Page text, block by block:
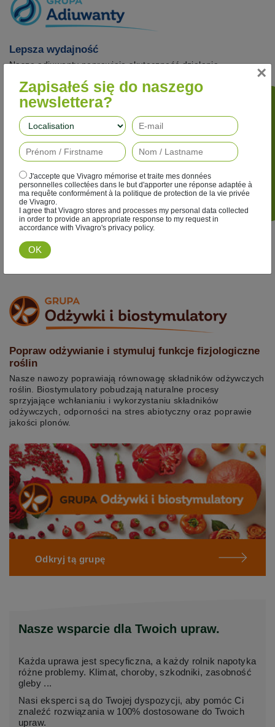
Lepsza wydajność
Nasze adiuwanty poprawiają skuteczność działania
herbicydów, fungicydów, insektycydów i regulatorów wzrostu,
jednocześnie ograniczając ich wpływ na środowisko.
Odkryj tą grupę
Popraw odżywianie i stymuluj funkcje fizjologiczne
roślin
Nasze nawozy poprawiają równowagę składników odżywczych
roślin. Biostymulatory pobudzają naturalne procesy
sprzyjające wchłanianiu i wykorzystaniu składników
odżywczych, odporności na stres abiotyczny oraz poprawie
jakości plonów.
Odkryj tą grupę
Nasze wsparcie dla Twoich upraw.
Każda uprawa jest specyficzna, a każdy rolnik napotyka
różne problemy. Klimat, choroby, szkodniki, zasobność
gleby ...
Nasi eksperci są do Twojej dyspozycji, aby pomóc Ci
znaleźć rozwiązania w 100% dostosowane do Twoich
upraw.
×
Zapisałeś się do naszego
newslettera?
J'accepte que Vivagro mémorise et traite mes données
personnelles collectées dans le but d'apporter une réponse adaptée à
ma requête conformément à la politique de protection de la vie privée
de Vivagro.
I agree that Vivagro stores and processes my personal data collected
in order to provide an appropriate response to my request in
accordance with Vivagro's privacy policy.